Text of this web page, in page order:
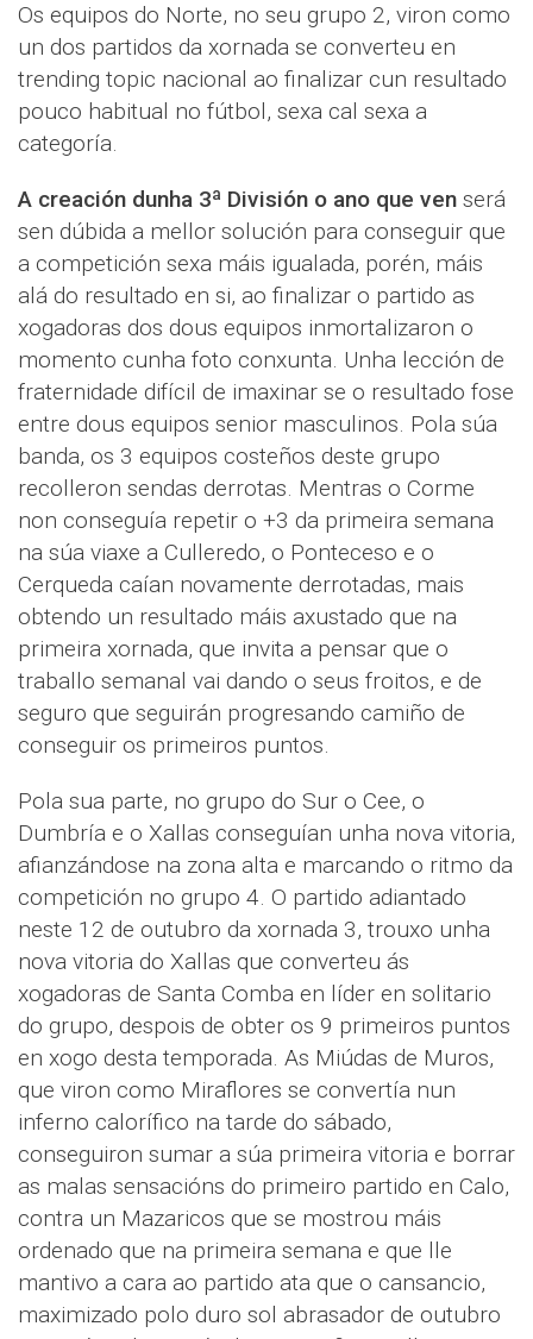
Os equipos do Norte, no seu grupo 2, viron como
un dos partidos da xornada se converteu en
trending topic nacional ao finalizar cun resultado
pouco habitual no fútbol, sexa cal sexa a
categoría.
A creación dunha 3ª División o ano que ven será
sen dúbida a mellor solución para conseguir que
a competición sexa máis igualada, porén, máis
alá do resultado en si, ao finalizar o partido as
xogadoras dos dous equipos inmortalizaron o
momento cunha foto conxunta. Unha lección de
fraternidade difícil de imaxinar se o resultado fose
entre dous equipos senior masculinos. Pola súa
banda, os 3 equipos costeños deste grupo
recolleron sendas derrotas. Mentras o Corme
non conseguía repetir o +3 da primeira semana
na súa viaxe a Culleredo, o Ponteceso e o
Cerqueda caían novamente derrotadas, mais
obtendo un resultado máis axustado que na
primeira xornada, que invita a pensar que o
traballo semanal vai dando o seus froitos, e de
seguro que seguirán progresando camiño de
conseguir os primeiros puntos.
Pola sua parte, no grupo do Sur o Cee, o
Dumbría e o Xallas conseguían unha nova vitoria,
afianzándose na zona alta e marcando o ritmo da
competición no grupo 4. O partido adiantado
neste 12 de outubro da xornada 3, trouxo unha
nova vitoria do Xallas que converteu ás
xogadoras de Santa Comba en líder en solitario
do grupo, despois de obter os 9 primeiros puntos
en xogo desta temporada. As Miúdas de Muros,
que viron como Miraflores se convertía nun
inferno calorífico na tarde do sábado,
conseguiron sumar a súa primeira vitoria e borrar
as malas sensacións do primeiro partido en Calo,
contra un Mazaricos que se mostrou máis
ordenado que na primeira semana e que lle
mantivo a cara ao partido ata que o cansancio,
maximizado polo duro sol abrasador de outubro